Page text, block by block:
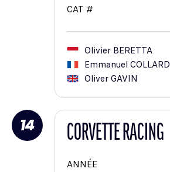
CAT #
Olivier BERETTA
Emmanuel COLLARD
OliverGAVIN
14 CORVETTE RACING
ANNÉE